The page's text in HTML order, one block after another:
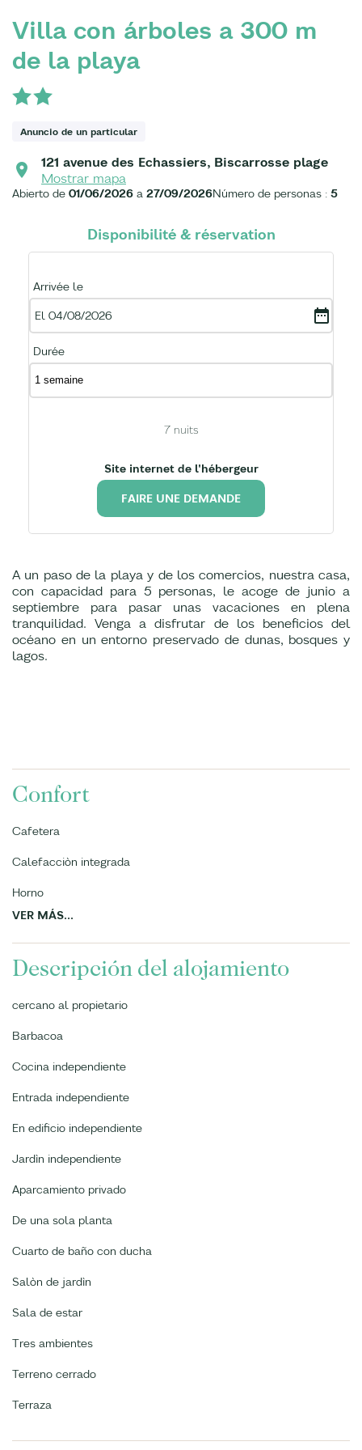
Villa con árboles a 300 m
de la playa
Anuncio de un particular
121 avenue des Echassiers, Biscarrosse plage
Mostrar mapa
Abierto de 01/06/2026 a 27/09/2026Número de personas : 5
Disponibilité & réservation
Arrivée le
El 04/08/2026
Durée
7nuits
Site internet de l'hébergeur
FAIRE UNE DEMANDE
A un paso de la playa y de los comercios, nuestra casa,
con capacidad para 5 personas, le acoge de junio a
septiembre para pasar unas vacaciones en plena
tranquilidad. Venga a disfrutar de los beneficios del
océano en un entorno preservado de dunas, bosques y
lagos.
Confort
Cafetera
Calefacciòn integrada
Horno
VER MÁS...
Descripción del alojamiento
cercano al propietario
Barbacoa
Cocina independiente
Entrada independiente
En edificio independiente
Jardìn independiente
Aparcamiento privado
De una sola planta
Cuarto de baño con ducha
Salòn de jardì­n
Sala de estar
Tres ambientes
Terreno cerrado
Terraza